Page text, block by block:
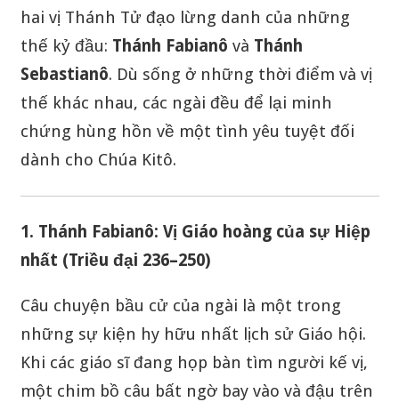
hai vị Thánh Tử đạo lừng danh của những
thế kỷ đầu: Thánh Fabianô và Thánh
Sebastianô. Dù sống ở những thời điểm và vị
thế khác nhau, các ngài đều để lại minh
chứng hùng hồn về một tình yêu tuyệt đối
dành cho Chúa Kitô.
1. Thánh Fabianô: Vị Giáo hoàng của sự Hiệp
nhất (Triều đại 236–250)
Câu chuyện bầu cử của ngài là một trong
những sự kiện hy hữu nhất lịch sử Giáo hội.
Khi các giáo sĩ đang họp bàn tìm người kế vị,
một chim bồ câu bất ngờ bay vào và đậu trên